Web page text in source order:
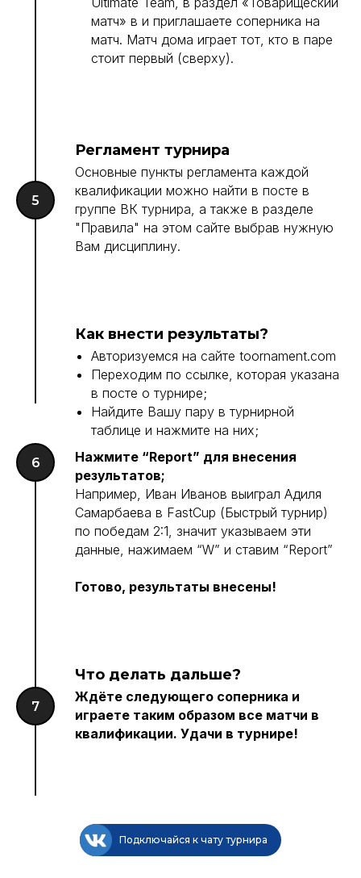
матч» в и приглашаете соперника на
матч. Матч дома играет тот, кто в паре
стоит первый (сверху).
Регламент турнира
Основные пункты регламента каждой
квалификации можно найти в посте в
группе ВК турнира, а также в разделе
"Правила" на этом сайте выбрав нужную
Вам дисциплину.
Как внести результаты?
Авторизуемся на сайте toornament.com
Переходим по ссылке, которая указана
в посте о турнире;
Найдите Вашу пару в турнирной
таблице и нажмите на них;
Нажмите “Report” для внесения
результатов;
Например, Иван Иванов выиграл Адиля
Самарбаева в FastCup (Быстрый турнир)
по победам 2:1, значит указываем эти
данные, нажимаем “W” и ставим “Report”
Готово, результаты внесены!
Что делать дальше?
Ждёте следующего соперника и
играете таким образом все матчи в
квалификации. Удачи в турнире!
Подключайся к чату турнира